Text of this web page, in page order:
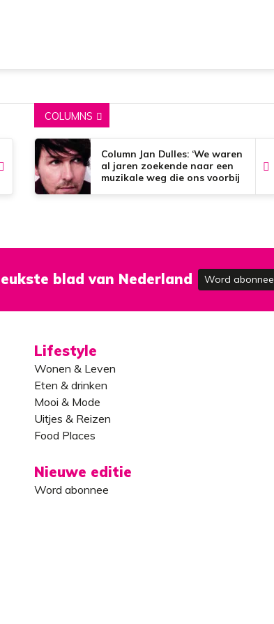
COLUMNS
Column Jan Dulles: ‘We waren
al jaren zoekende naar een
muzikale weg die ons voorbij
blad van Nederland Word abonnee
Lifestyle
Wonen & Leven
Eten & drinken
Mooi & Mode
Uitjes & Reizen
Food Places
Nieuwe editie
Word abonnee